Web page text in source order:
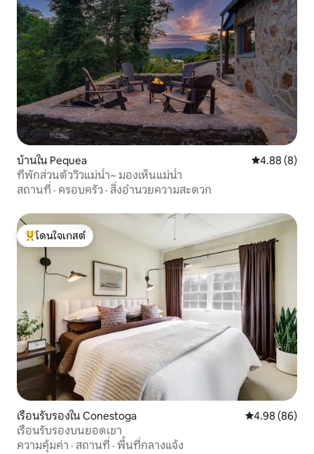
บ้านใน Pequea คะแนนเฉลี่ย
4.88 (8)
ที่พักส่วนตัววิวแม่น้ำ~ มองเห็นแม่น้ำ
สถานที่ · ครอบครัว · สิ่งอำนวยความสะดวก
โดนใจเกสต์ที่สุด
โดนใจเกสต์
เรือนรับรองใน Conestoga คะแนนเฉลี่ย
4.98 (86)
เรือนรับรองบนยอดเขา
ความคุ้มค่า · สถานที่ · พื้นที่กลางแจ้ง